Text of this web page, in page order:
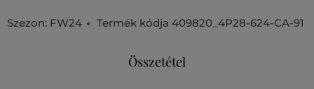
Szezon: FW24 Termék kódja 409820_4P28-624-CA-91
Összetétel